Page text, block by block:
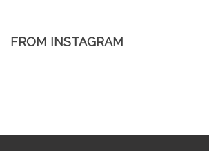
FROM INSTAGRAM